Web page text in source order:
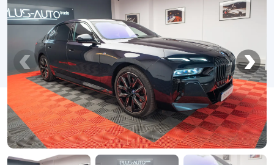
Autoutilitare
Alte tipuri vehicule
Despre Noi
Contact